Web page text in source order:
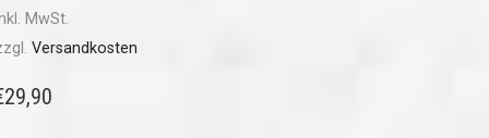
MwSt.
Versandkosten
29,90